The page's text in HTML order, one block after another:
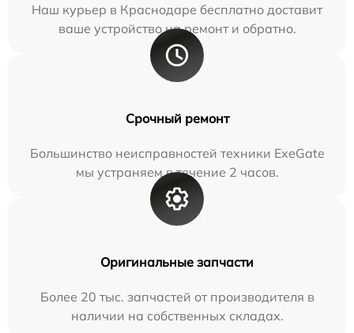
Наш курьер в Краснодаре бесплатно доставит
ваше устройство на ремонт и обратно.
Срочный ремонт
Большинство неисправностей техники ExeGate
мы устраняем в течение 2 часов.
Оригинальные запчасти
Более 20 тыс. запчастей от производителя в
наличии на собственных складах.